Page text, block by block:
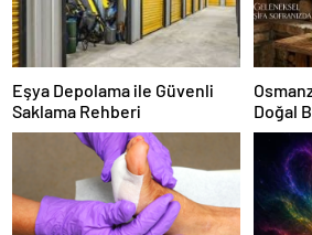
Eşya Depolama ile Güvenli
Saklama Rehberi
Doğal